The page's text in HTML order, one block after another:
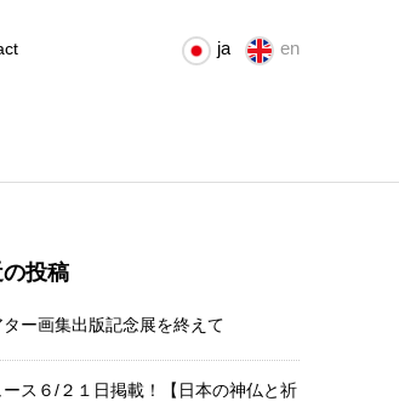
ja en
投稿
ター画集出版記念展を終えて
ス６/２１日掲載！【日本の神仏と祈